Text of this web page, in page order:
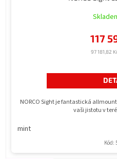
97 181,82
117
NORCO Sight je fantastická
vaši jistotu v
mint
Kód: